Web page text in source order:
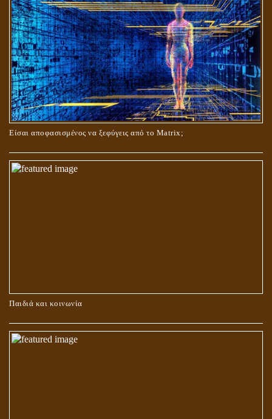
Είσαι αποφασισμένος να ξεφύγεις από το Matrix;
Παιδιά και κοινωνία
ΟΙ ΑΙΤΙΕΣ ΓΙΑ ΤΗΝ ΕΠΙΘΕΤΙΚΗ ΣΥΜΠΕΡΙΦΟΡΑ ΤΟΥ ΧΡΙΣΤΟΥ ΣΤΑ
ΝΗΠΙΑΚΑ ΤΟΥ ΧΡΟΝΙΑ
ΚΑΥΣΗ Ή ΤΑΦΗ ΤΩΝ ΝΕΚΡΩΝ?